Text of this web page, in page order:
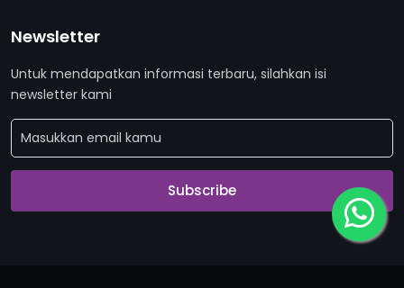
Newsletter
Untuk mendapatkan informasi terbaru, silahkan isi
newsletter kami
Subscribe